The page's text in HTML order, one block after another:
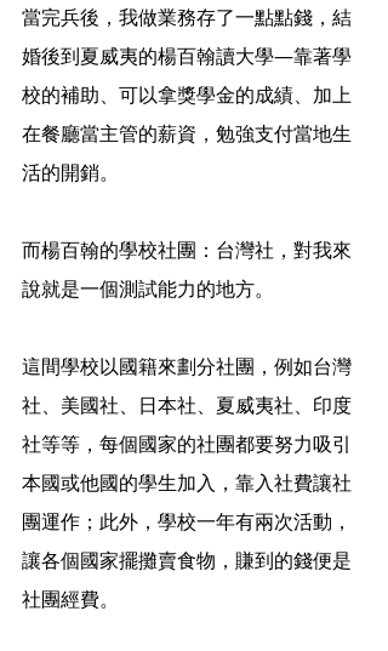
當完兵後，我做業務存了一點點錢，結
婚後到夏威夷的楊百翰讀大學—靠著學
校的補助、可以拿獎學金的成績、加上
在餐廳當主管的薪資，勉強支付當地生
活的開銷。
而楊百翰的學校社團：台灣社，對我來
說就是一個測試能力的地方。
這間學校以國籍來劃分社團，例如台灣
社、美國社、日本社、夏威夷社、印度
社等等，每個國家的社團都要努力吸引
本國或他國的學生加入，靠入社費讓社
團運作；此外，學校一年有兩次活動，
讓各個國家擺攤賣食物，賺到的錢便是
社團經費。